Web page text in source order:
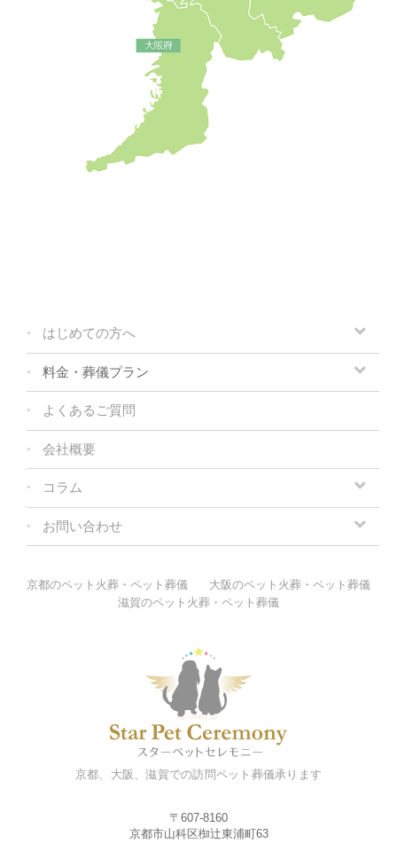
京都、大阪、滋賀での訪問ペット葬儀承ります
〒607-8160
京都市山科区椥辻東浦町63
はじめての方へ
料金・葬儀プラン
よくあるご質問
会社概要
コラム
お問い合わせ
京都のペット火葬・ペット葬儀
大阪のペット火葬・ペット葬儀
滋賀のペット火葬・ペット葬儀